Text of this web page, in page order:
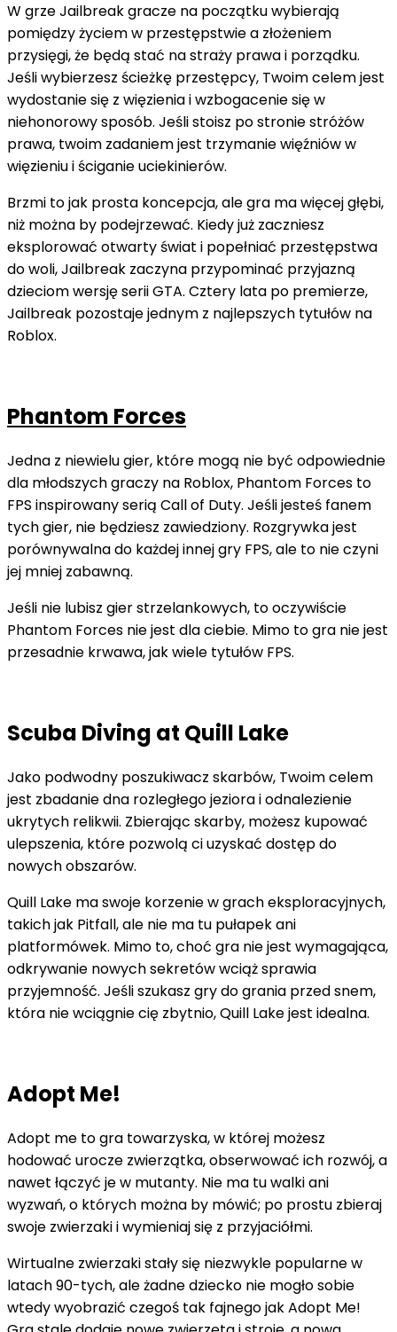
W grze Jailbreak gracze na początku wybierają
pomiędzy życiem w przestępstwie a złożeniem
przysięgi, że będą stać na straży prawa i porządku.
Jeśli wybierzesz ścieżkę przestępcy, Twoim celem jest
wydostanie się z więzienia i wzbogacenie się w
niehonorowy sposób. Jeśli stoisz po stronie stróżów
prawa, twoim zadaniem jest trzymanie więźniów w
więzieniu i ściganie uciekinierów.
Brzmi to jak prosta koncepcja, ale gra ma więcej głębi,
niż można by podejrzewać. Kiedy już zaczniesz
eksplorować otwarty świat i popełniać przestępstwa
do woli, Jailbreak zaczyna przypominać przyjazną
dzieciom wersję serii GTA. Cztery lata po premierze,
Jailbreak pozostaje jednym z najlepszych tytułów na
Roblox.
Phantom Forces
Jedna z niewielu gier, które mogą nie być odpowiednie
dla młodszych graczy na Roblox, Phantom Forces to
FPS inspirowany serią Call of Duty. Jeśli jesteś fanem
tych gier, nie będziesz zawiedziony. Rozgrywka jest
porównywalna do każdej innej gry FPS, ale to nie czyni
jej mniej zabawną.
Jeśli nie lubisz gier strzelankowych, to oczywiście
Phantom Forces nie jest dla ciebie. Mimo to gra nie jest
przesadnie krwawa, jak wiele tytułów FPS.
Scuba Diving at Quill Lake
Jako podwodny poszukiwacz skarbów, Twoim celem
jest zbadanie dna rozległego jeziora i odnalezienie
ukrytych relikwii. Zbierając skarby, możesz kupować
ulepszenia, które pozwolą ci uzyskać dostęp do
nowych obszarów.
Quill Lake ma swoje korzenie w grach eksploracyjnych,
takich jak Pitfall, ale nie ma tu pułapek ani
platformówek. Mimo to, choć gra nie jest wymagająca,
odkrywanie nowych sekretów wciąż sprawia
przyjemność. Jeśli szukasz gry do grania przed snem,
która nie wciągnie cię zbytnio, Quill Lake jest idealna.
Adopt Me!
Adopt me to gra towarzyska, w której możesz
hodować urocze zwierzątka, obserwować ich rozwój, a
nawet łączyć je w mutanty. Nie ma tu walki ani
wyzwań, o których można by mówić; po prostu zbieraj
swoje zwierzaki i wymieniaj się z przyjaciółmi.
Wirtualne zwierzaki stały się niezwykle popularne w
latach 90-tych, ale żadne dziecko nie mogło sobie
wtedy wyobrazić czegoś tak fajnego jak Adopt Me!